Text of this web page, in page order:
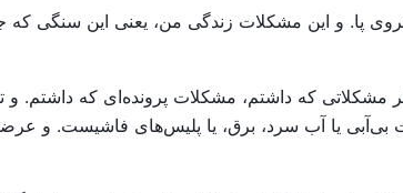
پا. و این مشکلات زندگی من، یعنی این سنگی که
مشکلاتی که داشتم، مشکلات پرونده‌ای که داشتم.
یا آب سرد، برق، یا پلیس‌های فاشیست. و